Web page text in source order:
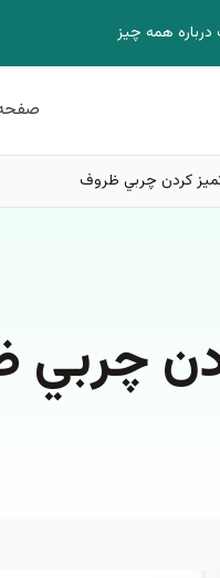
درباره همه چيز
كردن چربي ظروف